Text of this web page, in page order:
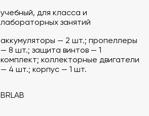
учебный, для класса и
лабораторных занятий
аккумуляторы — 2 шт.; пропеллеры
— 8 шт.; защита винтов — 1
комплект; коллекторные двигатели
— 4 шт.; корпус — 1 шт.
BRLAB